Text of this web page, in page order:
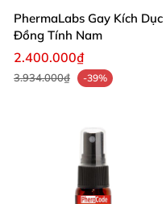
PhermaLabs Gay Kích Dục
Đồng Tính Nam
2.400.000₫
3.934.000₫ -39%